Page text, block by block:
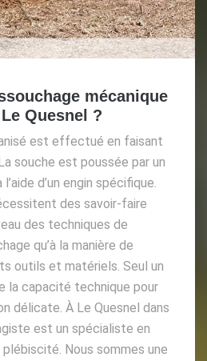
mécanique
Quesnel ?
est effectué en faisant
souche est poussée par un
d’un engin spécifique.
des savoir-faire
des techniques de
qu’à la manière de
outils et matériels. Seul un
la capacité technique pour
délicate. À Le Quesnel dans
est un spécialiste en
plébiscité. Nous sommes une